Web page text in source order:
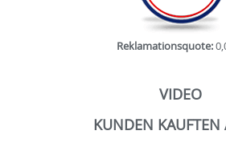
Reklamationsquote:
VIDEO
KUNDEN KAUFTEN